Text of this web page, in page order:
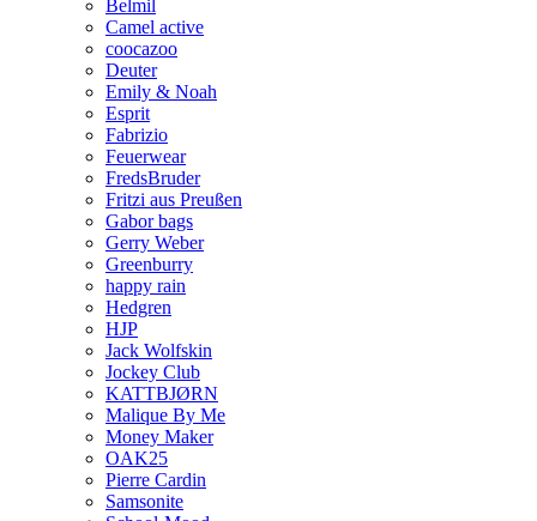
Belmil
Camel active
coocazoo
Deuter
Emily & Noah
Esprit
Fabrizio
Feuerwear
FredsBruder
Fritzi aus Preußen
Gabor bags
Gerry Weber
Greenburry
happy rain
Hedgren
HJP
Jack Wolfskin
Jockey Club
KATTBJØRN
Malique By Me
Money Maker
OAK25
Pierre Cardin
Samsonite